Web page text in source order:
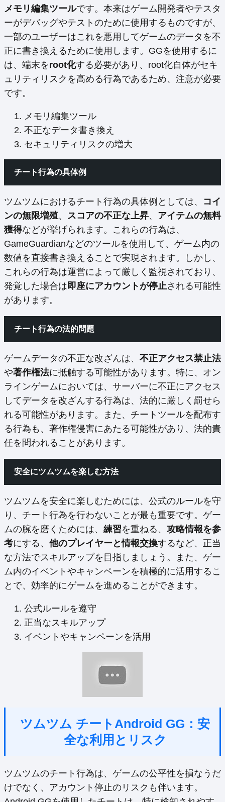
メモリ編集ツールです。本来はゲーム開発者やテスタ
ーがデバッグやテストのために使用するものですが、
一部のユーザーはこれを悪用してゲームのデータを不
正に書き換えるために使用します。GGを使用するに
は、端末をroot化する必要があり、root化自体がセキ
ュリティリスクを高める行為であるため、注意が必要
です。
メモリ編集ツール
不正なデータ書き換え
セキュリティリスクの増大
チート行為の具体例
ツムツムにおけるチート行為の具体例としては、 コイ
ンの無限増殖、 スコアの不正な上昇、 アイテムの無料
獲得などが挙げられます。これらの行為は、
GameGuardianなどのツールを使用して、ゲーム内の
数値を直接書き換えることで実現されます。しかし、
これらの行為は運営によって厳しく監視されており、
発覚した場合は即座にアカウントが停止される可能性
があります。
チート行為の法的問題
ゲームデータの不正な改ざんは、 不正アクセス禁止法
や著作権法に抵触する可能性があります。特に、オン
ラインゲームにおいては、サーバーに不正にアクセス
してデータを改ざんする行為は、法的に厳しく罰せら
れる可能性があります。また、チートツールを配布す
る行為も、著作権侵害にあたる可能性があり、法的責
任を問われることがあります。
安全にツムツムを楽しむ方法
ツムツムを安全に楽しむためには、公式のルールを守
り、チート行為を行わないことが最も重要です。ゲー
ムの腕を磨くためには、 練習を重ねる、 攻略情報を参
考にする、 他のプレイヤーと情報交換するなど、正当
な方法でスキルアップを目指しましょう。また、ゲー
ム内のイベントやキャンペーンを積極的に活用するこ
とで、効率的にゲームを進めることができます。
公式ルールを遵守
正当なスキルアップ
イベントやキャンペーンを活用
ツムツム チートAndroid GG：安
全な利用とリスク
ツムツムのチート行為は、ゲームの公平性を損なうだ
けでなく、アカウント停止のリスクも伴います。